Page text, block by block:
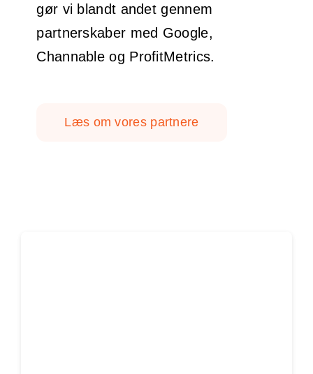
gør vi blandt andet gennem
partnerskaber med Google,
Channable og ProfitMetrics.
Læs om vores partnere